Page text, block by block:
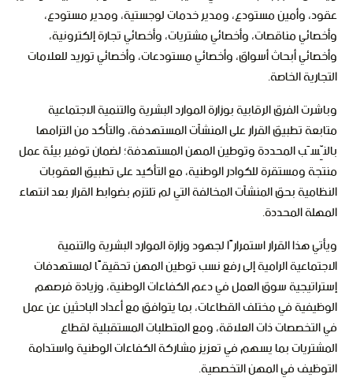
عقود، وأمين مستودع، ومدير خدمات لوجستية، ومدير مستودع،
وأخصائي مناقصات، وأخصائي مشتريات، وأخصائي تجارة إلكترونية،
وأخصائي أبحاث أسواق، وأخصائي مستودعات، وأخصائي توريد للعلامات
التجارية الخاصة.
وباشرت الفرق الرقابية بوزارة الموارد البشرية والتنمية الاجتماعية
متابعة تطبيق القرار على المنشآت المستهدفة، والتأكد من التزامها
بالنِّسَب المحددة وتوطين المهن المستهدفة؛ لضمان توفير بيئة عمل
منتجة ومستقرة للكوادر الوطنية، مع التأكيد على تطبيق العقوبات
النظامية بحق المنشآت المخالفة التي لم تلتزم بضوابط القرار بعد انتهاء
المهلة المحددة.
ويأتي هذا القرار استمرارًا لجهود وزارة الموارد البشرية والتنمية
الاجتماعية الرامية إلى رفع نسب توطين المهن تحقيقًا لمستهدفات
إستراتيجية سوق العمل في دعم الكفاءات الوطنية، وزيادة فرصهم
الوظيفية في مختلف القطاعات، بما يتوافق مع أعداد الباحثين عن عمل
في التخصصات ذات العلاقة، ومع المتطلبات المستقبلية لقطاع
المشتريات بما يسهم في تعزيز مشاركة الكفاءات الوطنية واستدامة
التوظيف في المهن التخصصية.